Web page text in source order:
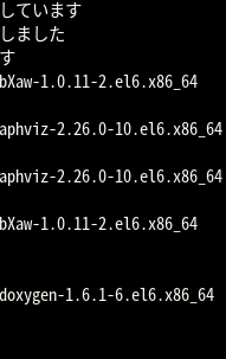
ています
ました